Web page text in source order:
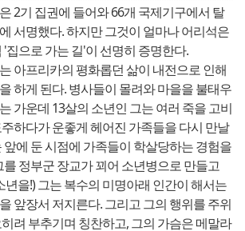
2기 집권에 들어와 66개 국제기구에서 탈
서명했다. 하지만 그것이 얼마나 어리석은
집으로 가는 길'이 선명히 증명한다.
아프리카의 평화롭던 삶이 내전으로 인해
하게 된다. 병사들이 몰려와 마을을 불태우
가운데 13살의 소년인 그는 여러 죽을 고비
하다가 운좋게 헤어진 가족들을 다시 만날
앞에 둔 시점에 가족들이 학살당하는 경험을
정부군 장교가 꾀어 소년병으로 만들고
년을!) 그는 복수의 미명아래 인간이 해서는
앞장서 저지른다. 그리고 그의 행위를 주위
려 부추기며 칭찬하고, 그의 가슴은 메말라